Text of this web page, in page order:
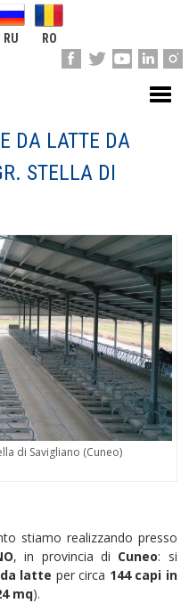
RU RO
DA LATTE DA
STELLA DI
di Savigliano (Cuneo)
stiamo realizzando presso
, in provincia di Cuneo: si
latte per circa 144 capi in
mq).